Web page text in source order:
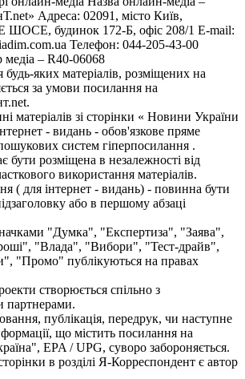
Адреса: 02091, місто Київ,
будинок 172-Б, офіс 208/1 E-mail:
Телефон: 044-205-43-00
медіа – R40-06068
яких матеріалів, розміщених на
за умови посилання на
матеріалів зі сторінки « Новини України
- видань - обов'язкове пряме
систем гіперпосилання .
бути розміщена в незалежності від
використання матеріалів.
( для інтернет - видань) - повинна бути
або в першому абзаці
"Думка", "Експертиза", "Заява",
"Влада", "Вибори", "Тест-драйв",
"Промо" публікуються на правах
створюється спільно з
партнерами.
публікація, передрук, чи наступне
що містить посилання на
EPA / UPG, суворо забороняється.
в розділі Я-Корреспондент є автор